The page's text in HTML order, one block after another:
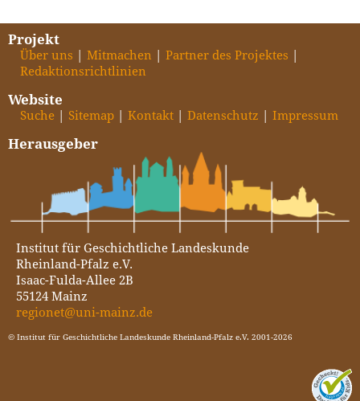
Projekt
Über uns Mitmachen
Partner des Projektes
Redaktionsrichtlinien
Website
Suche Sitemap Kontakt Datenschutz Impressum
Herausgeber
Institut für Geschichtliche Landeskunde
Rheinland-Pfalz e.V.
Isaac-Fulda-Allee 2B
55124 Mainz
regionet@uni-mainz.de
© Institut für Geschichtliche Landeskunde Rheinland-Pfalz e.V. 2001-2026